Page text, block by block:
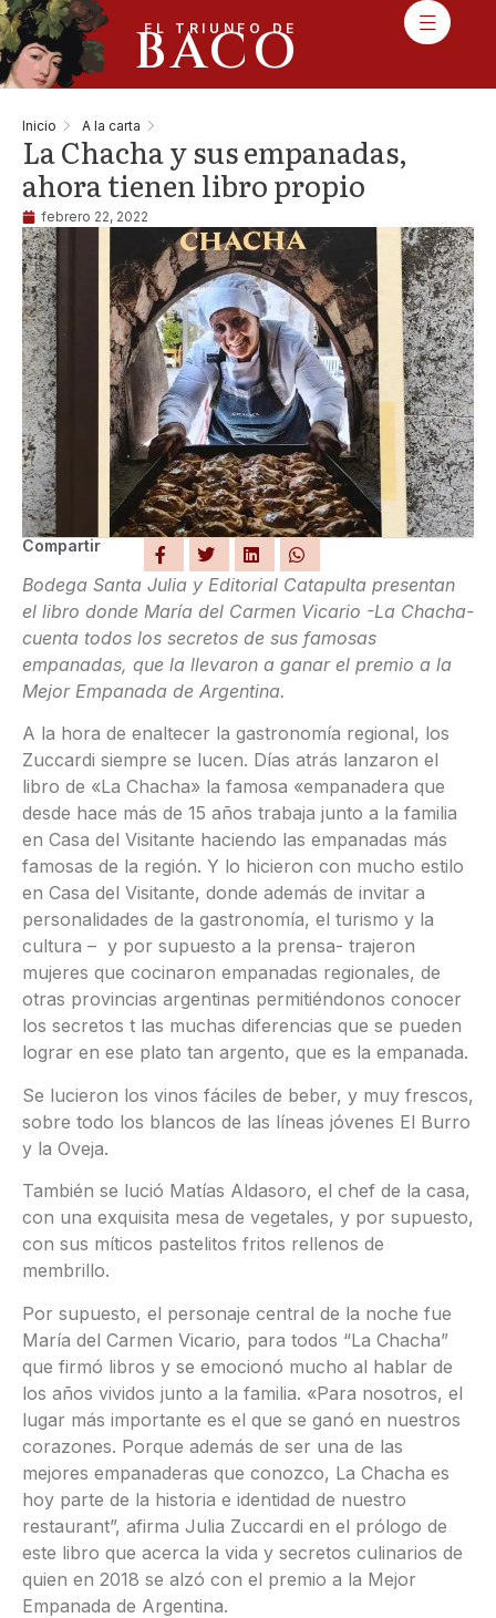
EL TRIUNFO DE
BACO
Inicio A la carta
La Chacha y sus empanadas,
ahora tienen libro propio
febrero 22, 2022
Compartir
Bodega Santa Julia y Editorial Catapulta presentan
el libro donde María del Carmen Vicario -La Chacha-
cuenta todos los secretos de sus famosas
empanadas, que la llevaron a ganar el premio a la
Mejor Empanada de Argentina.
A la hora de enaltecer la gastronomía regional, los
Zuccardi siempre se lucen. Días atrás lanzaron el
libro de «La Chacha» la famosa «empanadera que
desde hace más de 15 años trabaja junto a la familia
en Casa del Visitante haciendo las empanadas más
famosas de la región. Y lo hicieron con mucho estilo
en Casa del Visitante, donde además de invitar a
personalidades de la gastronomía, el turismo y la
cultura – y por supuesto a la prensa- trajeron
mujeres que cocinaron empanadas regionales, de
otras provincias argentinas permitiéndonos conocer
los secretos t las muchas diferencias que se pueden
lograr en ese plato tan argento, que es la empanada.
Se lucieron los vinos fáciles de beber, y muy frescos,
sobre todo los blancos de las líneas jóvenes El Burro
y la Oveja.
También se lució Matías Aldasoro, el chef de la casa,
con una exquisita mesa de vegetales, y por supuesto,
con sus míticos pastelitos fritos rellenos de
membrillo.
Por supuesto, el personaje central de la noche fue
María del Carmen Vicario, para todos “La Chacha”
que firmó libros y se emocionó mucho al hablar de
los años vividos junto a la familia. «Para nosotros, el
lugar más importante es el que se ganó en nuestros
corazones. Porque además de ser una de las
mejores empanaderas que conozco, La Chacha es
hoy parte de la historia e identidad de nuestro
restaurant”, afirma Julia Zuccardi en el prólogo de
este libro que acerca la vida y secretos culinarios de
quien en 2018 se alzó con el premio a la Mejor
Empanada de Argentina.